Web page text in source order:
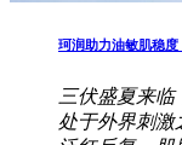
珂润助力油敏肌稳度
三伏盛夏来
处于外界刺激